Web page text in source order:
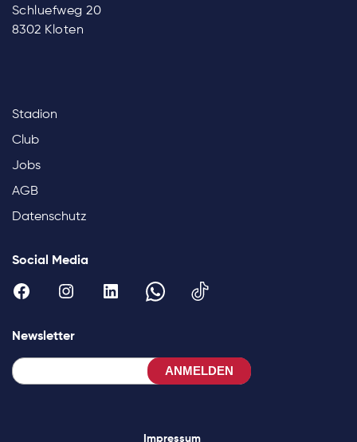
Schluefweg 20
8302 Kloten
Stadion
Club
Jobs
AGB
Datenschutz
Social Media
Newsletter
ANMELDEN
Impressum